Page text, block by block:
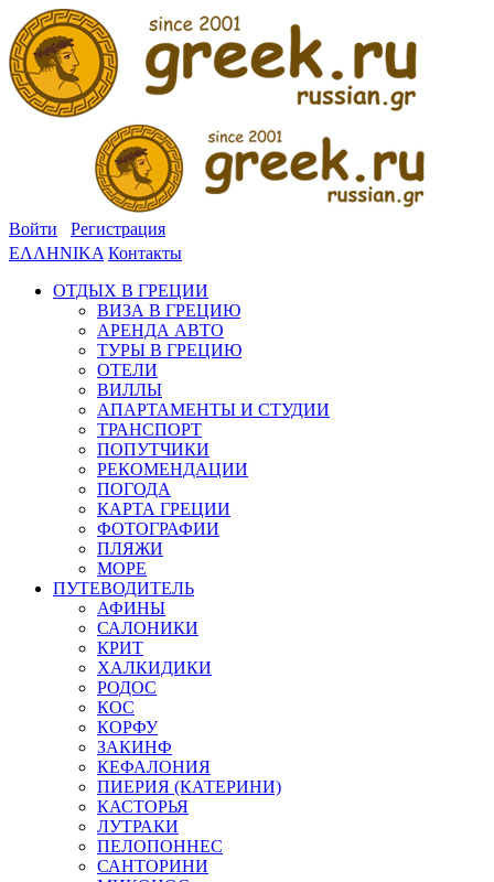
Войти
Регистрация
ΕΛΛΗΝΙΚΑ Контакты
ОТДЫХ В ГРЕЦИИ
ВИЗА В ГРЕЦИЮ
АРЕНДА АВТО
ТУРЫ В ГРЕЦИЮ
ОТЕЛИ
ВИЛЛЫ
АПАРТАМЕНТЫ И СТУДИИ
ТРАНСПОРТ
ПОПУТЧИКИ
РЕКОМЕНДАЦИИ
ПОГОДА
КАРТА ГРЕЦИИ
ФОТОГРАФИИ
ПЛЯЖИ
МОРЕ
ПУТЕВОДИТЕЛЬ
АФИНЫ
САЛОНИКИ
КРИТ
ХАЛКИДИКИ
РОДОС
КОС
КОРФУ
ЗАКИНФ
КЕФАЛОНИЯ
ПИЕРИЯ (КАТЕРИНИ)
КАСТОРЬЯ
ЛУТРАКИ
ПЕЛОПОННЕС
САНТОРИНИ